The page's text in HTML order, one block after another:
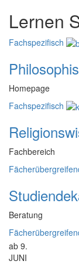
Lernen
Fachspezifisch
Homepage
Fachspezifisch
Fachbereich
Beratung
ab 9.
JUNI